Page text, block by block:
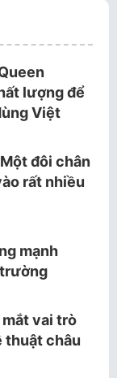
lượng để
Việt
đôi chân
rất nhiều
mạnh
mắt vai trò
thuật châu